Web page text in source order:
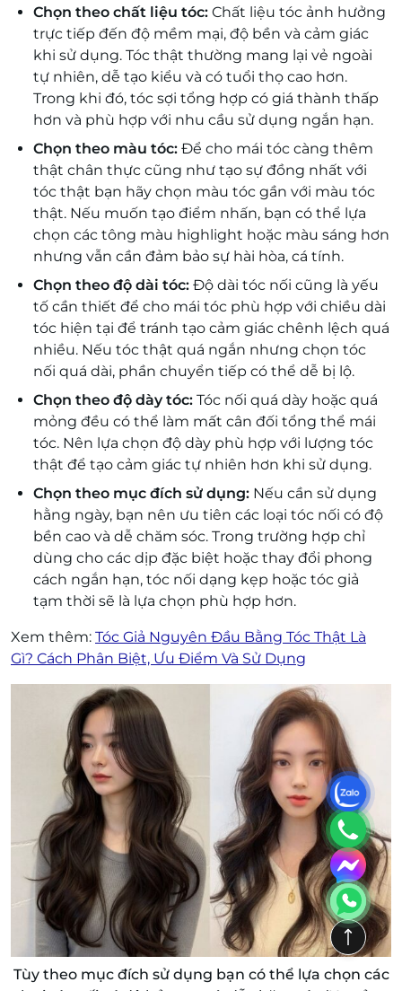
Chọn theo chất liệu tóc: Chất liệu tóc ảnh hưởng
trực tiếp đến độ mềm mại, độ bền và cảm giác
khi sử dụng. Tóc thật thường mang lại vẻ ngoài
tự nhiên, dễ tạo kiểu và có tuổi thọ cao hơn.
Trong khi đó, tóc sợi tổng hợp có giá thành thấp
hơn và phù hợp với nhu cầu sử dụng ngắn hạn.
Chọn theo màu tóc: Để cho mái tóc càng thêm
thật chân thực cũng như tạo sự đồng nhất với
tóc thật bạn hãy chọn màu tóc gần với màu tóc
thật. Nếu muốn tạo điểm nhấn, bạn có thể lựa
chọn các tông màu highlight hoặc màu sáng hơn
nhưng vẫn cần đảm bảo sự hài hòa, cá tính.
Chọn theo độ dài tóc: Độ dài tóc nối cũng là yếu
tố cần thiết để cho mái tóc phù hợp với chiều dài
tóc hiện tại để tránh tạo cảm giác chênh lệch quá
nhiều. Nếu tóc thật quá ngắn nhưng chọn tóc
nối quá dài, phần chuyển tiếp có thể dễ bị lộ.
Chọn theo độ dày tóc: Tóc nối quá dày hoặc quá
mỏng đều có thể làm mất cân đối tổng thể mái
tóc. Nên lựa chọn độ dày phù hợp với lượng tóc
thật để tạo cảm giác tự nhiên hơn khi sử dụng.
Chọn theo mục đích sử dụng: Nếu cần sử dụng
hằng ngày, bạn nên ưu tiên các loại tóc nối có độ
bền cao và dễ chăm sóc. Trong trường hợp chỉ
dùng cho các dịp đặc biệt hoặc thay đổi phong
cách ngắn hạn, tóc nối dạng kẹp hoặc tóc giả
tạm thời sẽ là lựa chọn phù hợp hơn.
Xem thêm: Tóc Giả Nguyên Đầu Bằng Tóc Thật Là
Gì? Cách Phân Biệt, Ưu Điểm Và Sử Dụng
Tùy theo mục đích sử dụng bạn có thể lựa chọn các